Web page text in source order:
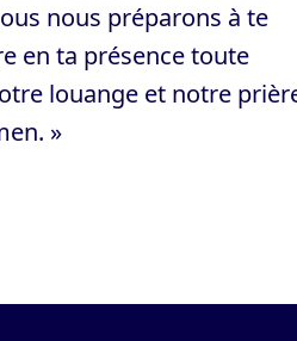
nous préparons à te
en ta présence toute
louange et notre
»